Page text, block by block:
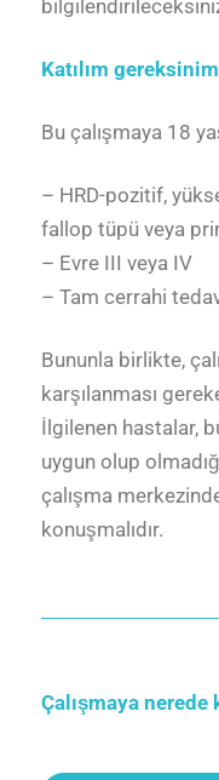
Katılım
Bu çalışmaya 18
– HRD-pozitif,
fallop tüpü veya
– Evre III veya IV
– Tam cerrahi
Bununla birlikte,
karşılanması
İlgilenen hastalar,
uygun olup
çalışma
konuşmalıdır.
Çalışmaya nerede